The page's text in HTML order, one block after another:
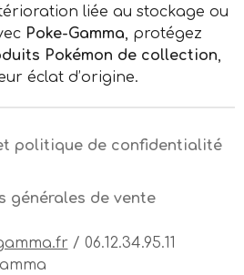
liée au stockage ou
Poke-Gamma, protégez
Pokémon de collection,
éclat d’origine.
politique de confidentialité
générales de vente
/ 06.12.34.95.11